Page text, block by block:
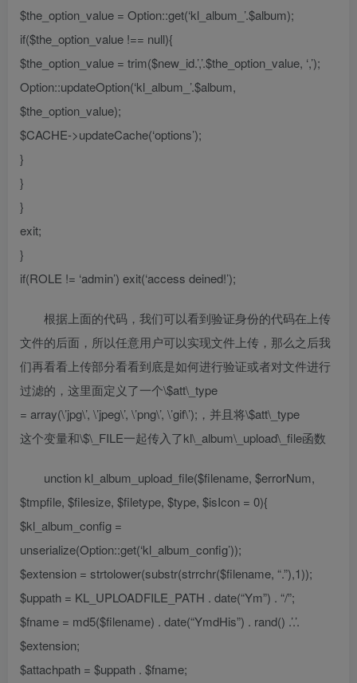
$the_option_value = Option::get(‘kl_album_’.$album);
if($the_option_value !== null){
$the_option_value = trim($new_id.’,’.$the_option_value, ‘,’);
Option::updateOption(‘kl_album_’.$album,
$the_option_value);
$CACHE->updateCache(‘options’);
}
}
}
exit;
}
if(ROLE != ‘admin’) exit(‘access deined!’);
根据上面的代码，我们可以看到验证身份的代码在上传
文件的后面，所以任意用户可以实现文件上传，那么之后我
们再看看上传部分看看到底是如何进行验证或者对文件进行
过滤的，这里面定义了一个\$att\_type
= array(\’jpg\’, \’jpeg\’, \’png\’, \’gif\’);，并且将\$att\_type
这个变量和\$\_FILE一起传入了kl\_album\_upload\_file函数
unction kl_album_upload_file($filename, $errorNum,
$tmpfile, $filesize, $filetype, $type, $isIcon = 0){
$kl_album_config =
unserialize(Option::get(‘kl_album_config’));
$extension = strtolower(substr(strrchr($filename, “.”),1));
$uppath = KL_UPLOADFILE_PATH . date(“Ym”) . “/”;
$fname = md5($filename) . date(“YmdHis”) . rand() .’.’.
$extension;
$attachpath = $uppath . $fname;